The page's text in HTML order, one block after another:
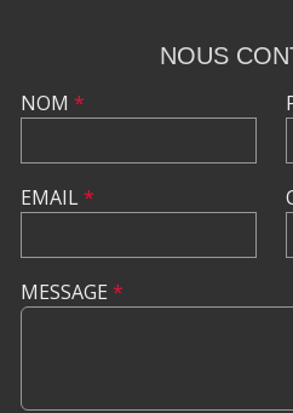
NOUS
NOM *
EMAIL*
MESSAGE *